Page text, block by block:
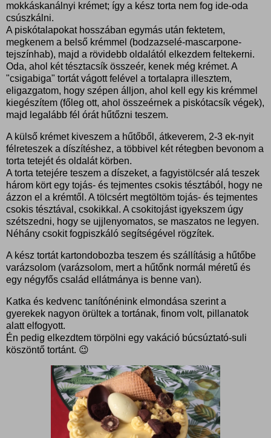
mokkáskanálnyi krémet; így a kész torta nem fog ide-oda
csúszkálni.
A piskótalapokat hosszában egymás után fektetem,
megkenem a belső krémmel (bodzazselé-mascarpone-
tejszínhab), majd a rövidebb oldalától elkezdem feltekerni.
Oda, ahol két tésztacsík összeér, kenek még krémet. A
"csigabiga" tortát vágott felével a tortalapra illesztem,
eligazgatom, hogy szépen álljon, ahol kell egy kis krémmel
kiegészítem (főleg ott, ahol összeérnek a piskótacsík végek),
majd legalább fél órát hűtőzni teszem.
A külső krémet kiveszem a hűtőből, átkeverem, 2-3 ek-nyit
félreteszek a díszítéshez, a többivel két rétegben bevonom a
torta tetejét és oldalát körben.
A torta tetejére teszem a díszeket, a fagyistölcsér alá teszek
három kört egy tojás- és tejmentes csokis tésztából, hogy ne
ázzon el a krémtől. A tölcsért megtöltöm tojás- és tejmentes
csokis tésztával, csokikkal. A csokitojást igyekszem úgy
szétszedni, hogy se ujjlenyomatos, se maszatos ne legyen.
Néhány csokit fogpiszkáló segítségével rögzítek.
A kész tortát kartondobozba teszem és szállításig a hűtőbe
varázsolom (varázsolom, mert a hűtőnk normál méretű és
egy négyfős család ellátmánya is benne van).
Katka és kedvenc tanítónénink elmondása szerint a
gyerekek nagyon örültek a tortának, finom volt, pillanatok
alatt elfogyott.
Én pedig elkezdtem törpölni egy vakáció búcsúztató-suli
köszöntő tortánt. 😉